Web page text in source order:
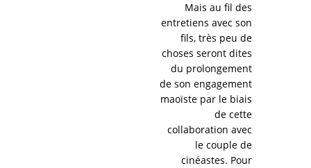
Mais au fil des
entretiens avec son
fils, très peu de
choses seront dites
du prolongement
de son engagement
maoïste par le biais
de cette
collaboration avec
le couple de
cinéastes. Pour